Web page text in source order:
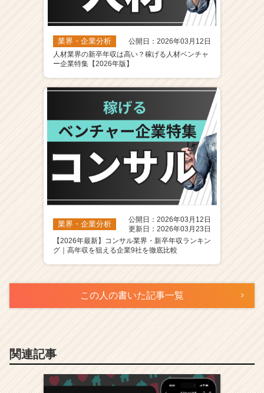
業界・企業分析
公開日：2026年03月12日
人材業界の新卒年収は高い？稼げる人材ベンチャ
ー企業特集【2026年版】
業界・企業分析
公開日：2026年03月12日
更新日：2026年03月23日
【2026年最新】コンサル業界・新卒年収ランキン
グ｜高年収を狙える企業9社を徹底比較
この人の書いた記事一覧
関連記事